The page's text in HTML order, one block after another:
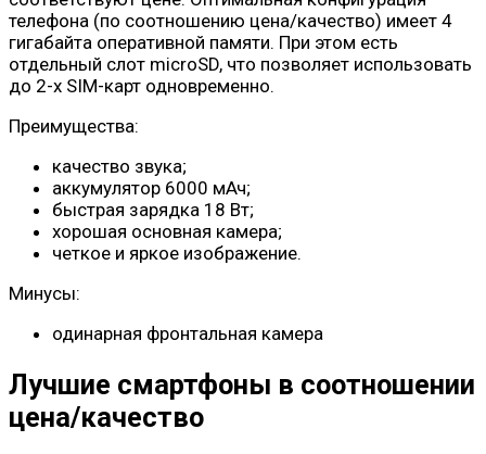
телефона (по соотношению цена/качество) имеет 4
гигабайта оперативной памяти. При этом есть
отдельный слот microSD, что позволяет использовать
до 2-х SIM-карт одновременно.
Преимущества:
качество звука;
аккумулятор 6000 мАч;
быстрая зарядка 18 Вт;
хорошая основная камера;
четкое и яркое изображение.
Минусы:
одинарная фронтальная камера
Лучшие смартфоны в соотношении
цена/качество